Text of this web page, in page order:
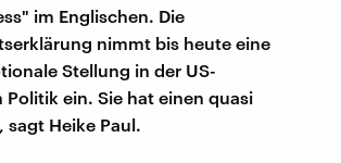
im Englischen. Die
nimmt bis heute eine
Stellung in der US-
Politik ein. Sie hat einen quasi
sagt Heike Paul.